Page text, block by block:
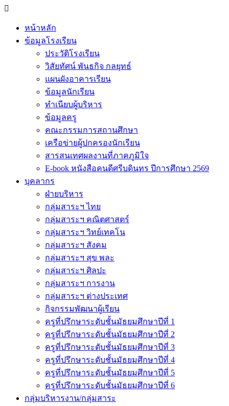
หน้าหลัก
ข้อมูลโรงเรียน
ประวัติโรงเรียน
วิสัยทัศน์ พันธกิจ กลยุทธ์
แผนผังอาคารเรียน
ข้อมูลนักเรียน
ทำเนียบผู้บริหาร
ข้อมูลครู
คณะกรรมการสถานศึกษา
เครือข่ายผู้ปกครองนักเรียน
สารสนเทศผลงานที่ภาคภูมิใจ
E-book หนังสือคนดีศรีบดินทร ปีการศึกษา 2569
บุคลากร
ฝ่ายบริหาร
กลุ่มสาระฯ ไทย
กลุ่มสาระฯ คณิตศาสตร์
กลุ่มสาระฯ วิทย์เทคโน
กลุ่มสาระฯ สังคม
กลุ่มสาระฯ สุข พละ
กลุ่มสาระฯ ศิลปะ
กลุ่มสาระฯ การงาน
กลุ่มสาระฯ ต่างประเทศ
กิจกรรมพัฒนาผู้เรียน
ครูที่ปรึกษาระดับชั้นมัธยมศึกษาปีที่ 1
ครูที่ปรึกษาระดับชั้นมัธยมศึกษาปีที่ 2
ครูที่ปรึกษาระดับชั้นมัธยมศึกษาปีที่ 3
ครูที่ปรึกษาระดับชั้นมัธยมศึกษาปีที่ 4
ครูที่ปรึกษาระดับชั้นมัธยมศึกษาปีที่ 5
ครูที่ปรึกษาระดับชั้นมัธยมศึกษาปีที่ 6
กลุ่มบริหารงาน/กลุ่มสาระ